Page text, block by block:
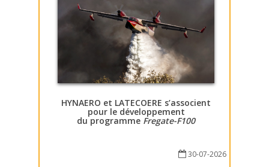
HYNAERO et LATECOERE s’associent
pour le développement
du programme Fregate-F100
30-07-2026